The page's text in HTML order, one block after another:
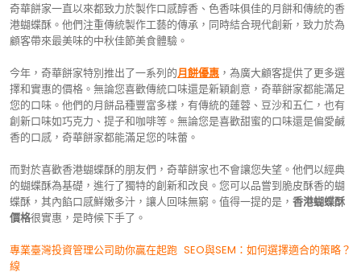
奇華餅家一直以來都致力於製作口感醇香、色香味俱佳的月餅和傳統的香
港蝴蝶酥。他們注重傳統製作工藝的傳承，同時結合現代創新，致力於為
顧客帶來最美味的中秋佳節美食體驗。
今年，奇華餅家特別推出了一系列的月餅優惠 ，為廣大顧客提供了更多選
擇和實惠的價格。無論您喜歡傳統口味還是新穎創意，奇華餅家都能滿足
您的口味。他們的月餅品種豐富多樣，有傳統的蓮蓉、豆沙和五仁，也有
創新口味如巧克力、提子和咖啡等。無論您是喜歡甜蜜的口味還是偏愛鹹
香的口感，奇華餅家都能滿足您的味蕾。
而對於喜歡香港蝴蝶酥的朋友們，奇華餅家也不會讓您失望。他們以經典
的蝴蝶酥為基礎，進行了獨特的創新和改良。您可以品嘗到脆皮酥香的蝴
蝶酥，其內餡口感鮮嫩多汁，讓人回味無窮。值得一提的是， 香港蝴蝶酥
價格很實惠，是時候下手了。
文
專業臺灣投資管理公司助你贏在起跑
線
SEO與SEM：如何選擇適合的策略？